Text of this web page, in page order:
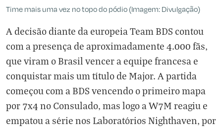
Time mais uma vez no topo do pódio (Imagem: Divulgação)
A decisão diante da europeia Team BDS contou
com a presença de aproximadamente 4.000 fãs,
que viram o Brasil vencer a equipe francesa e
conquistar mais um título de Major. A partida
começou com a BDS vencendo o primeiro mapa
por 7x4 no Consulado, mas logo a W7M reagiu e
empatou a série nos Laboratórios Nighthaven, por